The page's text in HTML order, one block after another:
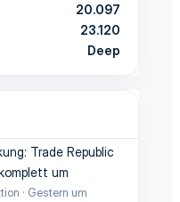
20.097
23.120
Deep
Trade Republic
um
Gestern um